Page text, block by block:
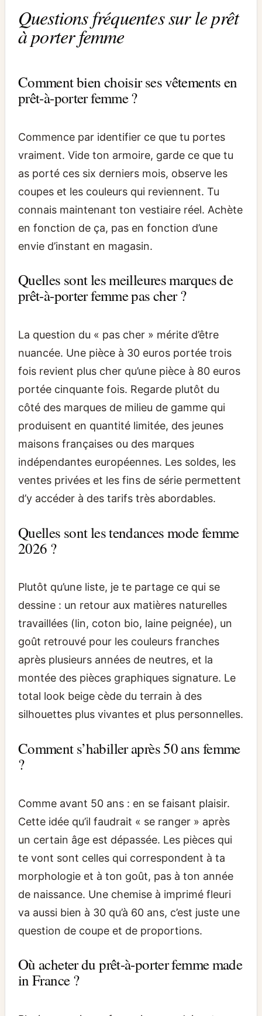
Questions fréquentes sur le prêt
à porter femme
Comment bien choisir ses vêtements en
prêt-à-porter femme ?
Commence par identifier ce que tu portes
vraiment. Vide ton armoire, garde ce que tu
as porté ces six derniers mois, observe les
coupes et les couleurs qui reviennent. Tu
connais maintenant ton vestiaire réel. Achète
en fonction de ça, pas en fonction d’une
envie d’instant en magasin.
Quelles sont les meilleures marques de
prêt-à-porter femme pas cher ?
La question du « pas cher » mérite d’être
nuancée. Une pièce à 30 euros portée trois
fois revient plus cher qu’une pièce à 80 euros
portée cinquante fois. Regarde plutôt du
côté des marques de milieu de gamme qui
produisent en quantité limitée, des jeunes
maisons françaises ou des marques
indépendantes européennes. Les soldes, les
ventes privées et les fins de série permettent
d’y accéder à des tarifs très abordables.
Quelles sont les tendances mode femme
2026 ?
Plutôt qu’une liste, je te partage ce qui se
dessine : un retour aux matières naturelles
travaillées (lin, coton bio, laine peignée), un
goût retrouvé pour les couleurs franches
après plusieurs années de neutres, et la
montée des pièces graphiques signature. Le
total look beige cède du terrain à des
silhouettes plus vivantes et plus personnelles.
Comment s’habiller après 50 ans femme
?
Comme avant 50 ans : en se faisant plaisir.
Cette idée qu’il faudrait « se ranger » après
un certain âge est dépassée. Les pièces qui
te vont sont celles qui correspondent à ta
morphologie et à ton goût, pas à ton année
de naissance. Une chemise à imprimé fleuri
va aussi bien à 30 qu’à 60 ans, c’est juste une
question de coupe et de proportions.
Où acheter du prêt-à-porter femme made
in France ?